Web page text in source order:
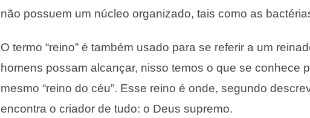
não possuem um núcleo organizado, tais como as
O termo “reino” é também usado para se referir a um
homens possam alcançar, nisso temos o que se conhece
mesmo “reino do céu”. Esse reino é onde, segundo
encontra o criador de tudo: o Deus supremo.